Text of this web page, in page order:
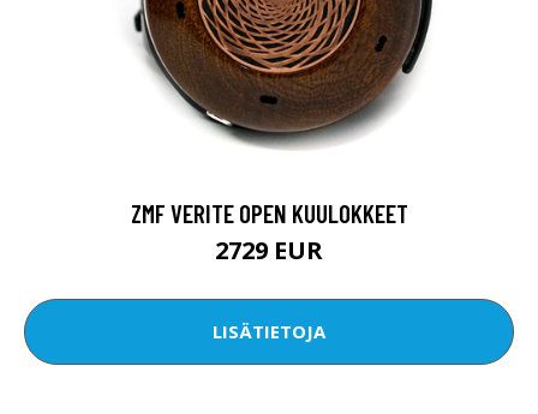
ZMF VERITE OPEN KUULOKKEET
2729 EUR
LISÄTIETOJA